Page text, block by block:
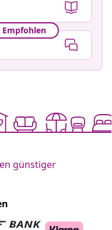
Empfohlen
günstiger